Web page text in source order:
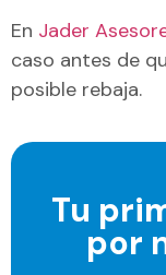
En Jader
caso antes de
posible rebaja.
Tu
por